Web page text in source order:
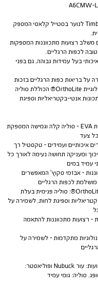
A6CMW-
סנדלי Timberland לנוער בסטייל קלאסי המספק
משלב רצועות מתכווננות המספקות
לכפות הרגליים.
בעל עמידות גבוהה, גם בפני
על בריאות כפות הרגליים בזכות
השימוש בטכנולוגיית OrthoLite® הכוללת סוליה
אנטי-בקטריאליות וספיגת
• סוליה מוקצפת EVA - סוליה קלה וגמישה המספקת
צעד
איכותיים ועמידים - טקסטיל רך
ומעניקה תחושה נעימה לאורך כל
עמיד במים
- אבזמי סקוץ’ המאפשרים
לכפות הרגליים
• טכנולוגיית OrthoLite®: סוליה פנימית בעלת
וספיגת לחות, לשמירה על
- רצועות מתכווננות להתאמה
מתקדמות - לשמירה על
הרכב הבד: רצועות: עור Nubuck ופוליאסטר:
סוליה: גומי עמיד